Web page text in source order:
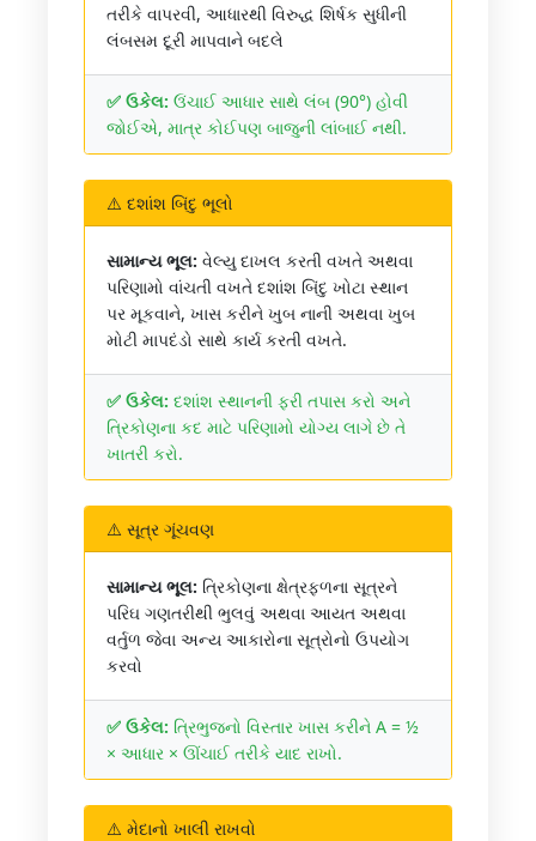
તરીકે વાપરવી, આધારથી વિરુદ્ધ શિર્ષક સુધીની
લંબસમ દૂરી માપવાને બદલે
✅ ઉકેલ: ઉંચાઈ આધાર સાથે લંબ (90°) હોવી
જોઈએ, માત્ર કોઈપણ બાજુની લાંબાઈ નથી.
⚠️ દશાંશ બિંદુ ભૂલો
સામાન્ય ભૂલ: વેલ્યુ દાખલ કરતી વખતે અથવા
પરિણામો વાંચતી વખતે દશાંશ બિંદુ ખોટા સ્થાન
પર મૂકવાને, ખાસ કરીને ખુબ નાની અથવા ખુબ
મોટી માપદંડો સાથે કાર્ય કરતી વખતે.
✅ ઉકેલ: દશાંશ સ્થાનની ફરી તપાસ કરો અને
ત્રિકોણના કદ માટે પરિણામો યોગ્ય લાગે છે તે
ખાતરી કરો.
⚠️ સૂત્ર ગૂંચવણ
સામાન્ય ભૂલ: ત્રિકોણના ક્ષેત્રફળના સૂત્રને
પરિઘ ગણતરીથી ભુલવું અથવા આયત અથવા
વર્તુળ જેવા અન્ય આકારોના સૂત્રોનો ઉપયોગ
કરવો
✅ ઉકેલ: ત્રિભુજનો વિસ્તાર ખાસ કરીને A = ½
× આધાર × ઊંચાઈ તરીકે યાદ રાખો.
⚠️ મેદાનો ખાલી રાખવો